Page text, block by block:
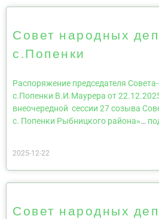
Совет народных
с.Попенки
Распоряжение председателя
с.Попенки В.И.Маурера от
внеочередной сессии 27 созыва
с. Попенки Рыбницкого района»…
2025-12-22
Совет народных